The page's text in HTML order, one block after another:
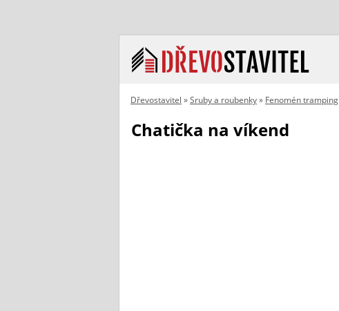
Dřevostavitel »Sruby a roubenky» Fenomén tramping
Chatička na víkend